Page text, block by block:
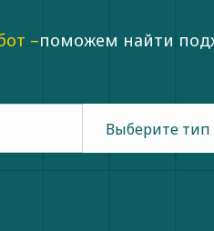
–поможем найти
Выберите тип